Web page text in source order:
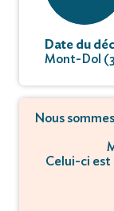
Date du
Mont-Dol
Nous
Celui-ci est